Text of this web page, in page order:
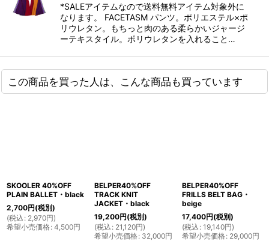
*SALEアイテムなので送料無料アイテム対象外に
なります。 FACETASM パンツ。ポリエステル×ポ
リウレタン。もちっと肉のある柔らかいジャージ
ーテキスタイル。ポリウレタンを入れること…
この商品を買った人は、こんな商品も買っています
SKOOLER 40%OFF
PLAIN BALLET・black
2,700円(税別)
(税込 : 2,970円)
希望小売価格: 4,500円
BELPER40%OFF
TRACK KNIT
JACKET・black
19,200円(税別)
(税込 : 21,120円)
希望小売価格: 32,000円
BELPER40%OFF
FRILLS BELT BAG・
beige
17,400円(税別)
(税込 : 19,140円)
希望小売価格: 29,000円